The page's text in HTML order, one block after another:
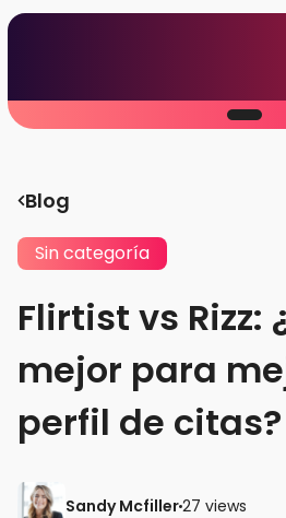
Blog
Sin categoría
Flirtist vs Rizz:
mejor para
perfil de citas?
Sandy Mcfiller27 views